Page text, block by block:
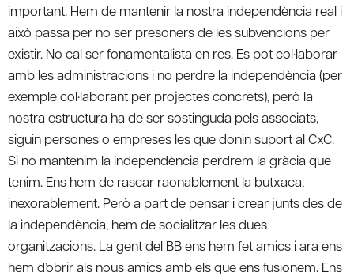
important. Hem de mantenir la nostra independència real i
això passa per no ser presoners de les subvencions per
existir. No cal ser fonamentalista en res. Es pot col·laborar
amb les administracions i no perdre la independència (per
exemple col·laborant per projectes concrets), però la
nostra estructura ha de ser sostinguda pels associats,
siguin persones o empreses les que donin suport al CxC.
Si no mantenim la independència perdrem la gràcia que
tenim. Ens hem de rascar raonablement la butxaca,
inexorablement. Però a part de pensar i crear junts des de
la independència, hem de socialitzar les dues
organitzacions. La gent del BB ens hem fet amics i ara ens
hem d’obrir als nous amics amb els que ens fusionem. Ens